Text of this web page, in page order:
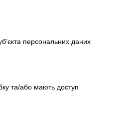
персональних даних
та/або мають доступ